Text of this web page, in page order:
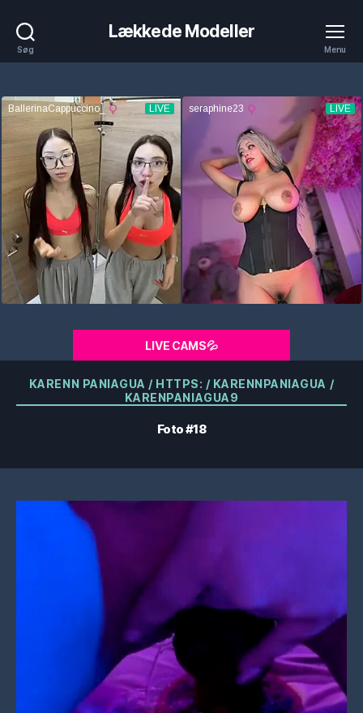
Søg
Lækkede Modeller
Menu
LIVE CAMS💦
Kategorier
KARENN PANIAGUA / HTTPS: / KARENNPANIAGUA /
KARENPANIAGUA9
Foto #18